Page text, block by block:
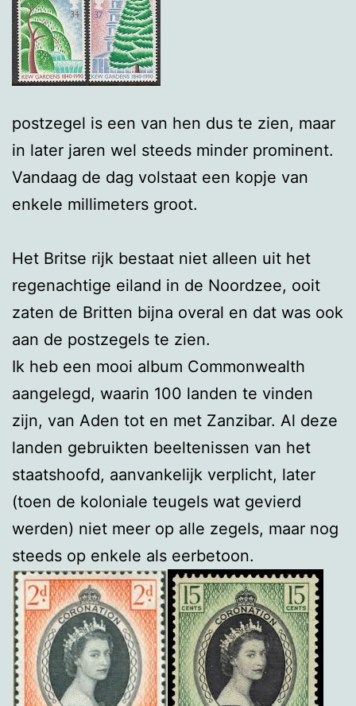
postzegel is een van hen dus te zien, maar
in later jaren wel steeds minder prominent.
Vandaag de dag volstaat een kopje van
enkele millimeters groot.
Het Britse rijk bestaat niet alleen uit het
regenachtige eiland in de Noordzee, ooit
zaten de Britten bijna overal en dat was ook
aan de postzegels te zien.
Ik heb een mooi album Commonwealth
aangelegd, waarin 100 landen te vinden
zijn, van Aden tot en met Zanzibar. Al deze
landen gebruikten beeltenissen van het
staatshoofd, aanvankelijk verplicht, later
(toen de koloniale teugels wat gevierd
werden) niet meer op alle zegels, maar nog
steeds op enkele als eerbetoon.